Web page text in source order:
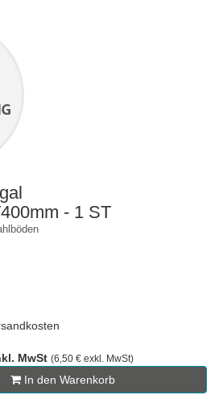
- 1 ST
MwSt (6,50 € exkl. MwSt)
In den Warenkorb